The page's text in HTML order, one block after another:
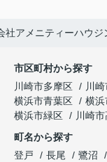
社アメニティーハウジ
市区町村から探す
川崎市多摩区
川
横浜市青葉区
横浜
横浜市緑区
川崎
町名から探す
登戸
長尾 鷺沼